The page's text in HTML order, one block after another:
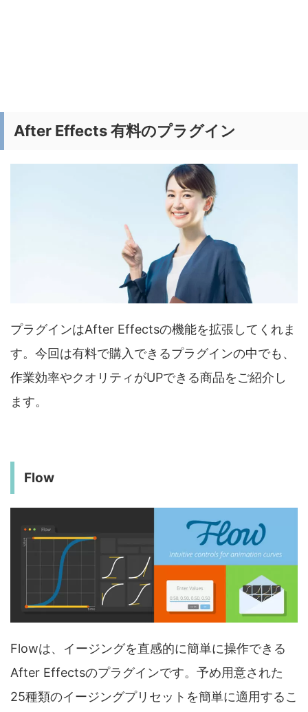
After Effects 有料のプラグイン
プラグインはAfter Effectsの機能を拡張してくれま
す。今回は有料で購入できるプラグインの中でも、
作業効率やクオリティがUPできる商品をご紹介し
ます。
Flow
Flowは、イージングを直感的に簡単に操作できる
After Effectsのプラグインです。予め用意された
25種類のイージングプリセットを簡単に適用するこ